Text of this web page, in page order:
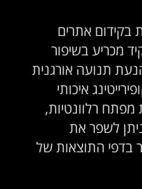
בקידום אתרים
מכריע בשיפור
תנועה אורגנית
איכותי
רלוונטיות,
לשפר את
בדפי התוצאות של